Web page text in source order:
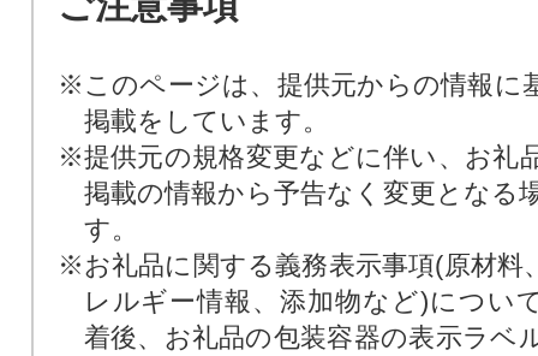
※このページは、提供元からの情報に
掲載をしています。
※提供元の規格変更などに伴い、お礼
掲載の情報から予告なく変更となる
す。
※お礼品に関する義務表示事項(原材料
レルギー情報、添加物など)につい
着後、お礼品の包装容器の表示ラベ